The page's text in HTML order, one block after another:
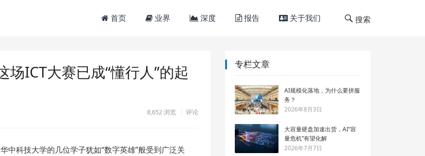
首页 业界 深度 报告 关于我们 搜索
ICT大赛已成“懂行人”的起
8,652浏览 评论
中科技大学的几位学子犹如“数字英雄”般受到广泛关
专栏文章
AI规模化落地，为什么要拼服
务？
2026年8月3日
大容量硬盘加速出货，AI“容
量危机”有望化解
2026年7月7日